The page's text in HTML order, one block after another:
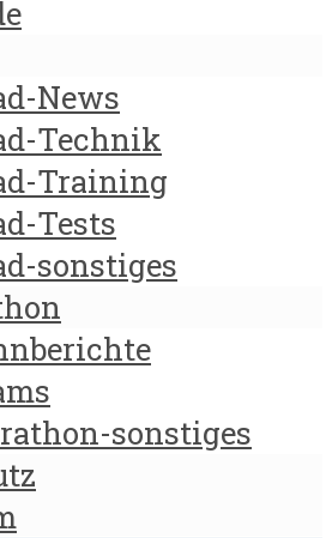
News
Technik
Training
Tests
sonstiges
sonstiges